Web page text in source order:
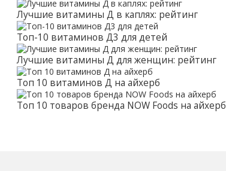
Лучшие витамины Д в каплях: рейтинг
Топ-10 витаминов Д3 для детей
Лучшие витамины Д для женщин: рейтинг
Топ 10 витаминов Д на айхерб
Топ 10 товаров бренда NOW Foods на айхерб